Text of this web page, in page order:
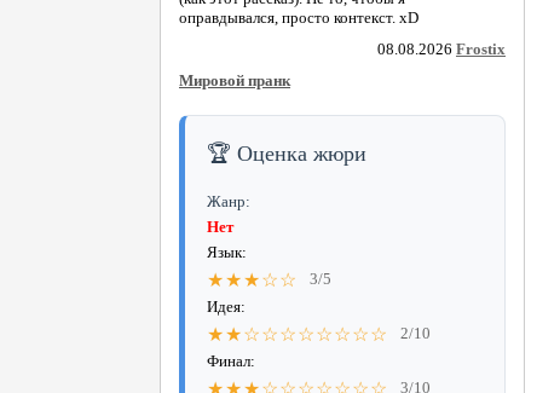
оправдывался, просто контекст. xD
08.08.2026 Frostix
Мировой пранк
🏆 Оценка жюри
Жанр:
Нет
Язык:
★★★☆☆
3/5
Идея:
★★☆☆☆☆☆☆☆☆
2/10
Финал:
★★★☆☆☆☆☆☆☆ 3/10